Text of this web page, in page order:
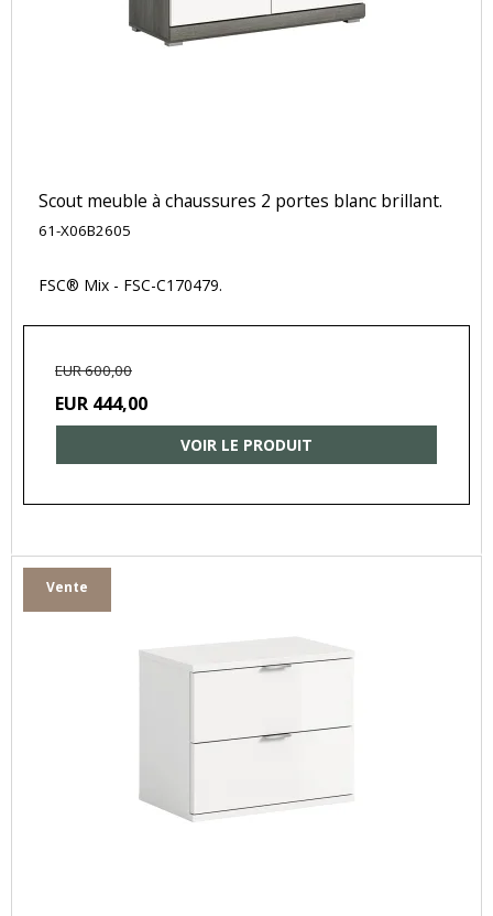
Scout meuble à chaussures 2 portes blanc brillant.
61-X06B2605
FSC® Mix - FSC-C170479.
EUR 600,00
EUR 444,00
VOIR LE PRODUIT
Vente